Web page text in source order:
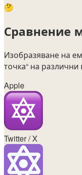
🤔
Сравнение
Изобразяване на
точка“ на
Apple
Twitter / X